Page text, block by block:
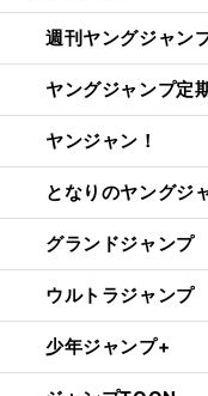
週刊ヤングジャン
ヤングジャンプ定
ヤンジャン！
となりのヤングジ
グランドジャンプ
ウルトラジャンプ
少年ジャンプ+